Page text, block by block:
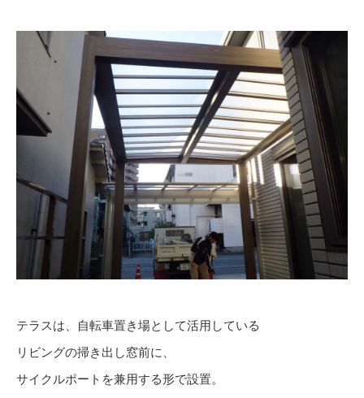
テラスは、自転車置き場として活用している
リビングの掃き出し窓前に、
サイクルポートを兼用する形で設置。